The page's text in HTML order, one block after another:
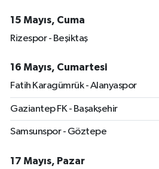
15 Mayıs, Cuma
Rizespor - Beşiktaş
16 Mayıs, Cumartesi
Fatih Karagümrük - Alanyaspor
Gaziantep FK - Başakşehir
Samsunspor - Göztepe
17 Mayıs, Pazar